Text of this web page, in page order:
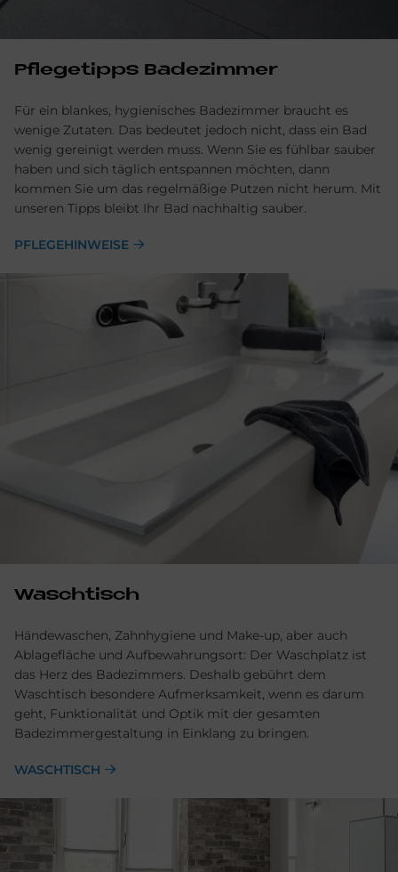
Pflegetipps Badezimmer
Für ein blankes, hygienisches Badezimmer braucht es
wenige Zutaten. Das bedeutet jedoch nicht, dass ein Bad
wenig gereinigt werden muss. Wenn Sie es fühlbar sauber
haben und sich täglich entspannen möchten, dann
kommen Sie um das regelmäßige Putzen nicht herum. Mit
unseren Tipps bleibt Ihr Bad nachhaltig sauber.
PFLEGEHINWEISE
Waschtisch
Händewaschen, Zahnhygiene und Make-up, aber auch
Ablagefläche und Aufbewahrungsort: Der Waschplatz ist
das Herz des Badezimmers. Deshalb gebührt dem
Waschtisch besondere Aufmerksamkeit, wenn es darum
geht, Funktionalität und Optik mit der gesamten
Badezimmergestaltung in Einklang zu bringen.
WASCHTISCH